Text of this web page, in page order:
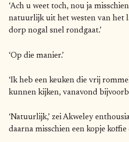
‘Ach u weet toch, nou ja
natuurlijk uit het westen van het
dorp nogal snel rondgaat.’
‘Op die manier.’
‘Ik heb een keuken die vrij
kunnen kijken, vanavond
‘Natuurlijk,’ zei Akweley
daarna misschien een kopje koffie